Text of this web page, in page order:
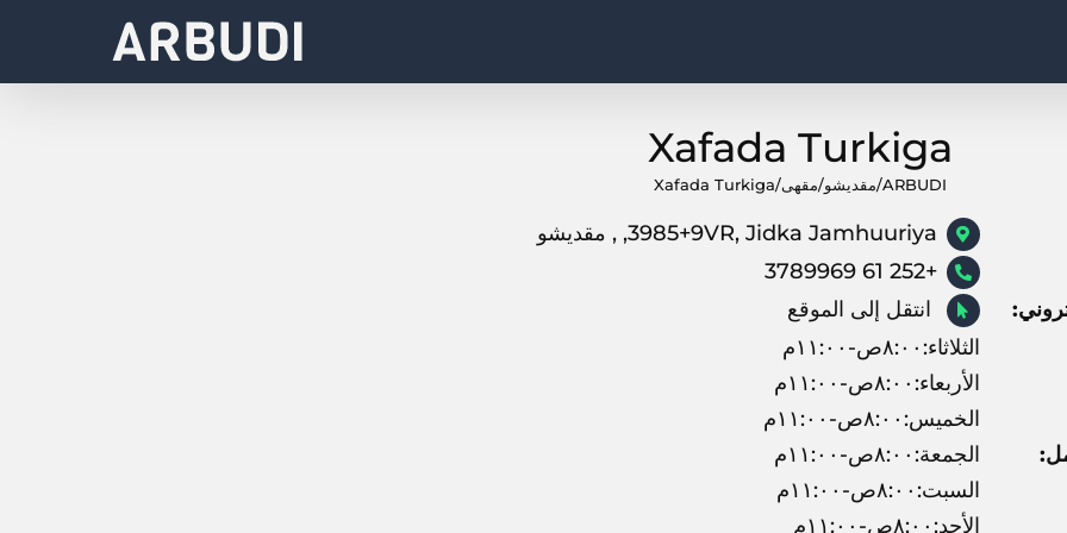
Xafada Turkiga
ARBUDI
/مقديشو/مقهى/
Xafada Turkiga
3985+9VR, Jidka Jamhuuriya, , مقديشو
+252 61 3789969
انتقل إلى الموقع
الثلاثاء:٨:٠٠ص-١١:٠٠م
الأربعاء:٨:٠٠ص-١١:٠٠م
الخميس:٨:٠٠ص-١١:٠٠م
الجمعة:٨:٠٠ص-١١:٠٠م
السبت:٨:٠٠ص-١١:٠٠م
الأحد:٨:٠٠ص-١١:٠٠م